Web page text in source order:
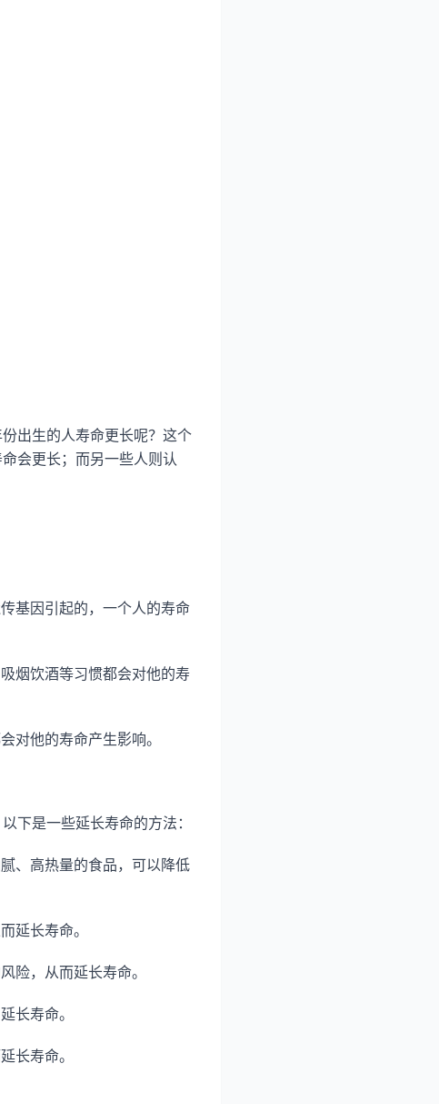
出生的人寿命更长呢？这个
会更长；而另一些人则认
基因引起的，一个人的寿命
烟饮酒等习惯都会对他的寿
对他的寿命产生影响。
下是一些延长寿命的方法：
、高热量的食品，可以降低
延长寿命。
险，从而延长寿命。
长寿命。
长寿命。